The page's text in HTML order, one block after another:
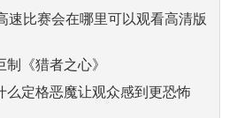
速比赛会在哪里可以观看高清版
《猎者之心》
么定格恶魔让观众感到更恐怖